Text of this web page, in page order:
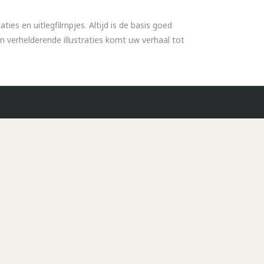
en uitlegfilmpjes. Altijd is de basis goed
verhelderende illustraties komt uw verhaal tot